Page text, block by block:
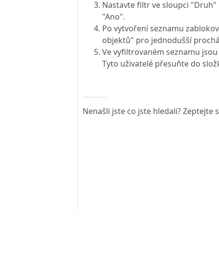
Nastavte filtr ve sloupci
"Ano".
Po vytvoření seznamu
objektů" pro jednodušší
Ve vyfiltrovaném seznamu
Tyto uživatelé přesuňte do
Nenašli jste co jste hledali? Zeptejte